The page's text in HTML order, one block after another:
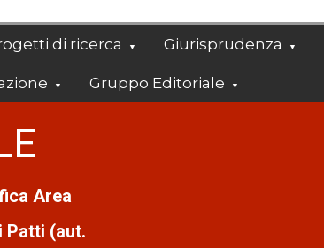
di ricerca Giurisprudenza
Gruppo Editoriale
Area
Patti (aut.